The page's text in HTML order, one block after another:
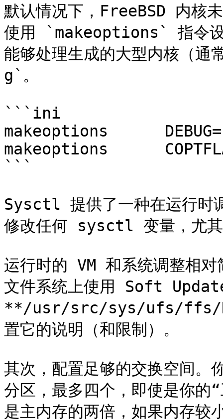
默认情况下，FreeBSD 内核
使用 `makeoptions` 指令设
能够处理生成的大型内核（
g`。
```ini
makeoptions
makeoptions
```
Sysctl 提供了一种在运行时
修改任何 sysctl 变量，尤其
运行时的 VM 和系统调整相
文件系统上使用 Soft
**/usr/src/sys/ufs/ffs/
置它的说明（和限制）。
其次，配置足够的交换空间。
分区，最多四个，即使是你的
是主内存的两倍，如果内存较